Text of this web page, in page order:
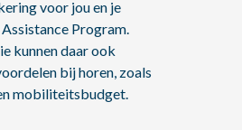
voor jou en je
Program.
kunnen daar ook
bij horen, zoals
mobiliteitsbudget.